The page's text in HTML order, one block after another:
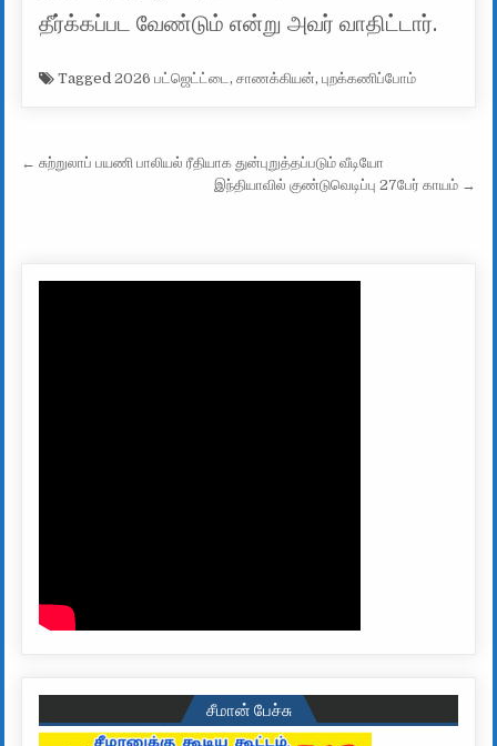
தீர்க்கப்பட வேண்டும் என்று அவர் வாதிட்டார்.
Tagged2026 பட்ஜெட்ட்டை ,சாணக்கியன்,புறக்கணிப்போம்
Post navigation
← சுற்றுலாப் பயணி பாலியல் ரீதியாக துன்புறுத்தப்படும் வீடியோ
இந்தியாவில் குண்டுவெடிப்பு 27பேர் காயம் →
சீமான் பேச்சு